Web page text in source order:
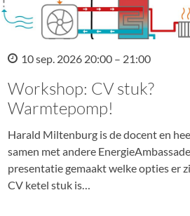
10 sep. 2026 20:00 – 21:00
Workshop: CV stuk?
Warmtepomp!
Harald Miltenburg is de docent en
samen met andere
presentatie gemaakt welke opties er
CV ketel stuk is…